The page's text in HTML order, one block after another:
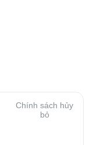
Chính sách hủy
bỏ